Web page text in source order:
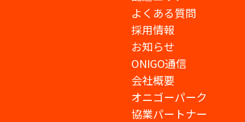
よくある質問
採用情報
お知らせ
ONIGO通信
会社概要
オニゴーパーク
協業パートナー